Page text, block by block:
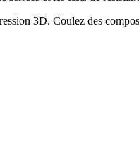
3D. Coulez des